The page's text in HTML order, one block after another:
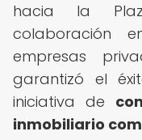
hacia la
colaboración
empresas
garantizó el
iniciativa de
inmobiliario